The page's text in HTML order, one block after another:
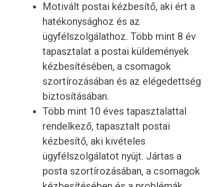
Motivált postai kézbesítő, aki ért a
hatékonysághoz és az
ügyfélszolgálathoz. Több mint 8 év
tapasztalat a postai küldemények
kézbesítésében, a csomagok
szortírozásában és az elégedettség
biztosításában.
Több mint 10 éves tapasztalattal
rendelkező, tapasztalt postai
kézbesítő, aki kivételes
ügyfélszolgálatot nyújt. Jártas a
posta szortírozásában, a csomagok